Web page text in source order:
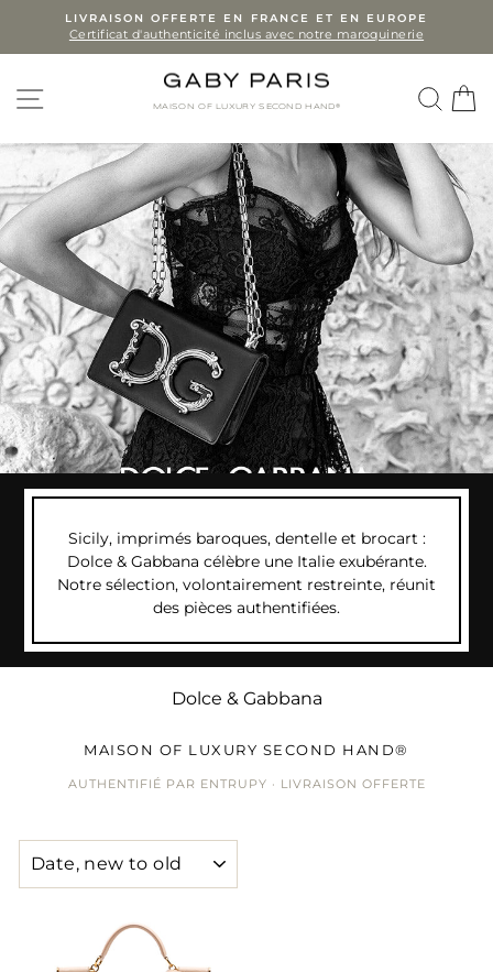
Pause
LIVRAISON OFFERTE EN FRANCE ET EN EUROPE
Certificat d'authenticité inclus avec notre maroquinerie
SITE NAVIGATION
MAISON OF LUXURY SECOND HAND®
Sicily, imprimés baroques, dentelle et brocart :
Dolce & Gabbana célèbre une Italie exubérante.
Notre sélection, volontairement restreinte, réunit
des pièces authentifiées.
Dolce & Gabbana
MAISON OF LUXURY SECOND HAND®
AUTHENTIFIÉ PAR ENTRUPY · LIVRAISON OFFERTE